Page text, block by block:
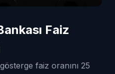
Faiz
faiz oranını 25